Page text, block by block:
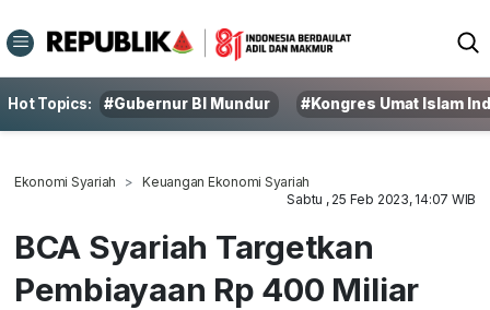
Hot Topics: #Gubernur BI Mundur #Kongres Umat Islam
Ekonomi Syariah
Keuangan Ekonomi Syariah
Sabtu , 25 Feb 2023, 14:07 WIB
BCA Syariah Targetkan
Pembiayaan Rp 400 Miliar